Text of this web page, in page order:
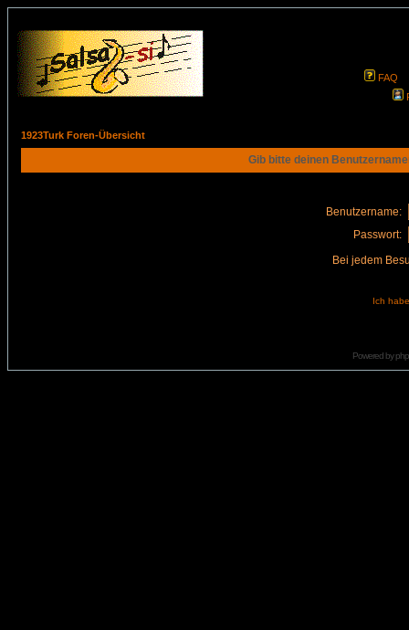
FAQ
1923Turk Foren-Übersicht
Gib bitte deinen
Benutzername:
Passwort:
Bei jedem
Ich
Powered by